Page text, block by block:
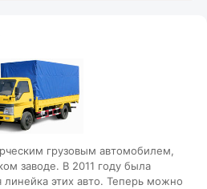
грузовым автомобилем,
заводе. В 2011 году была
этих авто. Теперь можно